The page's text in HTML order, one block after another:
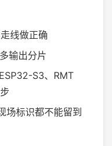
线做正确
输出分片
S3、RMT
场标识都不能留到